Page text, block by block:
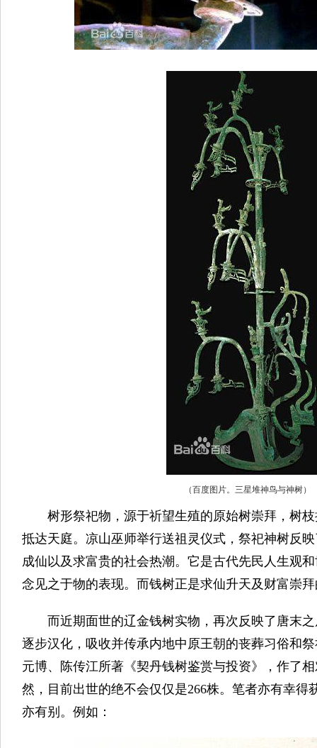
（百度图片。三星堆神鸟与神树）
树形祭祀物，源于祈望生殖的原始树崇拜，树枝
抵达天庭。凉山巫师举行送祖灵仪式，祭祀神树反
成仙以及求富贵的社会热潮。它是古代先民人生观
念见之于物的表现。而钱树正是求仙升天及财富崇
而近期面世的辽金钱树实物，再次反映了唐末之
逐步汉化，吸收并传承内地中原王朝的丧葬习俗和
元博、陈传江所著《契丹钱树鉴赏与投资》，作了
然，目前出世的绝不会仅仅是266株。笔者亦有幸得
亦有别。例如：